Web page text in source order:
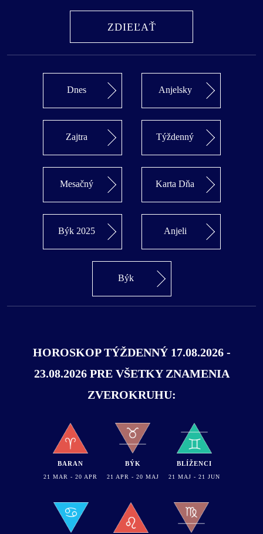
ZDIEĽAŤ
Dnes Anjelsky
Zajtra Týždenný
Mesačný Karta Dňa
Býk 2025 Anjeli
Býk
HOROSKOP TÝŽDENNÝ 17.08.2026 -
23.08.2026 PRE VŠETKY ZNAMENIA
ZVEROKRUHU:
BARAN
21 MAR - 20 APR
BÝK
21 APR - 20 MAJ
BLÍŽENCI
21 MAJ - 21 JUN